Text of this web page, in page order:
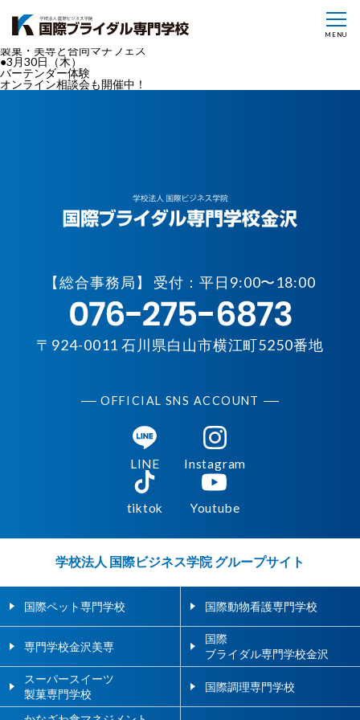
MENU
●3月11日（土）
ドレスのフィッティング体験
●3月28日（火）
製菓・美専と合同マチフェス
●3月30日（木）
バーテンダー体験
オンライン相談会も開催中！
【総合事務局】 受付：平日9:00〜18:00
〒924-0011 石川県白山市横江町5250番地
OFFICIAL SNS ACCOUNT
LINE Instagram
tiktok Youtube
学校法人 国際ビジネス学院 グループサイト
国際ペット専門学校 国際動物看護専門学校
専門学校金沢美専
国際
ブライダル専門学校金沢
スーパースイーツ
製菓専門学校
国際調理専門学校